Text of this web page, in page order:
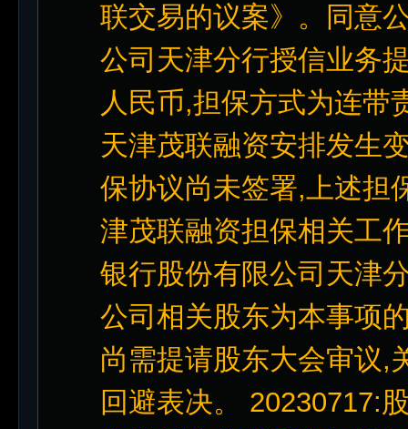
联交易的议案》。同意
公司天津分行授信业务
人民币,担保方式为连带
天津茂联融资安排发生
保协议尚未签署,上述担
津茂联融资担保相关工
银行股份有限公司天津
公司相关股东为本事项
尚需提请股东大会审议,
回避表决。 20230717: